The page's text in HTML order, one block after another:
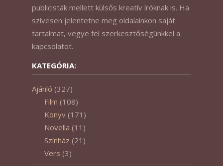
publicisták mellett külsős kreatív íróknak is. Ha
szívesen jelentetne meg oldalainkon saját
tartalmat, vegye fel szerkesztőségünkkel a
kapcsolatot.
KATEGÓRIA:
Ajánló (327)
Film (108)
Könyv (171)
Novella (11)
Színház (21)
Vers (3)